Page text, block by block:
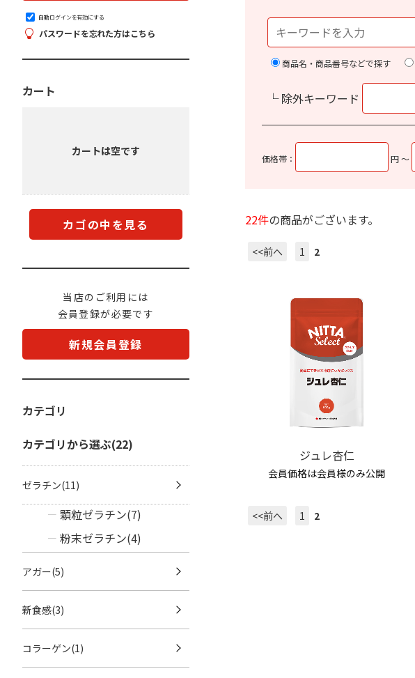
自動ログインを有効にする
パスワードを忘れた方はこちら
カート
カートは空です
カゴの中を見る
当店のご利用には
会員登録が必要です
新規会員登録
カテゴリ
カテゴリから選ぶ(22)
ゼラチン(11)
顆粒ゼラチン(7)
粉末ゼラチン(4)
アガー(5)
新食感(3)
コラーゲン(1)
商品名・商品番号などで探す
└ 除外キーワード
価格帯： 円 ～
22件の商品がございます。
<<前へ 1 2
ジュレ杏仁
会員価格は会員様のみ公開
<<前へ 1 2